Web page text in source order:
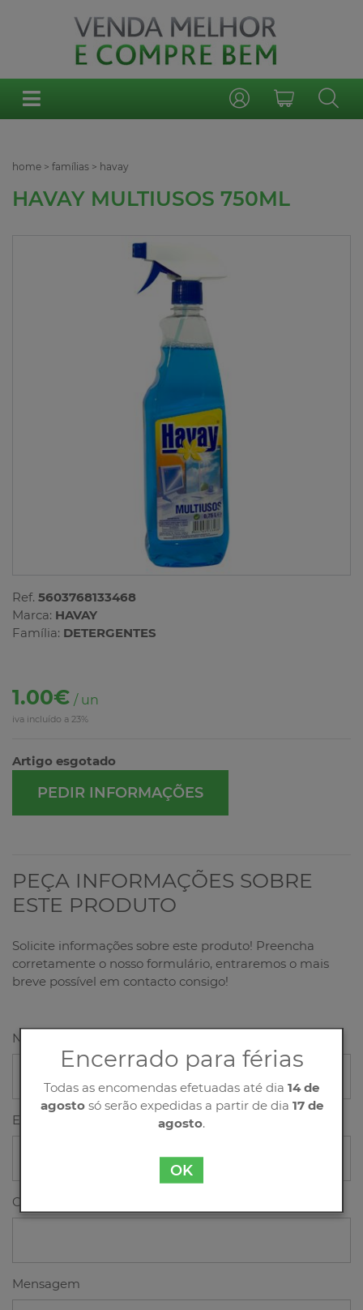
home > famílias > havay
HAVAY MULTIUSOS 750ML
Ref. 5603768133468
Marca: HAVAY
Família: DETERGENTES
1.00€ / un
iva incluído a 23%
Artigo esgotado
PEDIR INFORMAÇÕES
PEÇA INFORMAÇÕES SOBRE
ESTE PRODUTO
Solicite informações sobre este produto! Preencha
corretamente o nosso formulário, entraremos o mais
breve possível em contacto consigo!
Nome
Email
Contacto
Mensagem
Encerrado para férias
Todas as encomendas efetuadas até dia 14 de
agostosó serão expedidas a partir de dia 17 de
agosto.
OK